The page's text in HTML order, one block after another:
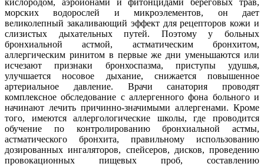
морских водорослей и микроэлементов, он дает
великолепный закаливающий эффект для рецепторов кожи и
слизистых дыхательных путей. Поэтому у больных
бронхиальной астмой, астматическим бронхитом,
аллергическим ринитом в первые же дни уменьшаются или
исчезают признаки бронхоспазма, приступы удушья,
улучшается носовое дыхание, снижается повышенное
артериальное давление. Врачи санатория проводят
комплексное обследование с аллергенного фона больного и
начинают лечить причинно-значимыми аллергенами. Кроме
того, имеются аллергологические школы, где проводится
обучение по контролированию бронхиальной астмы,
астматического бронхита, правильному использованию
дозированных ингаляторов, спейсеров, дисков, проведению
провокационных пищевых проб, составлению